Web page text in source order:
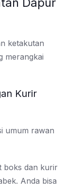
ketakutan
merangkai
Kurir
umum rawan
boks dan kurir
Anda bisa